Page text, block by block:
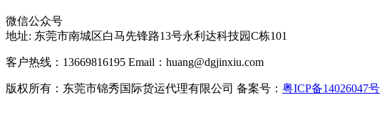
微信公众号
地址: 东莞市南城区白马先锋路13号永利达科技园C栋101
客户热线：13669816195 Email：huang@dgjinxiu.com
版权所有：东莞市锦秀国际货运代理有限公司 备案号： 粤ICP备14026047号